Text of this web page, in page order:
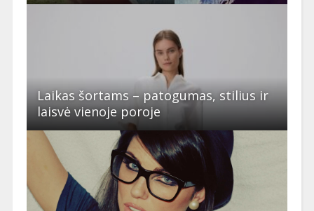
Laikas šortams – patogumas, stilius ir
laisvė vienoje poroje